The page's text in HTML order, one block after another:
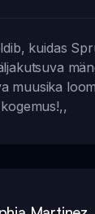
kuidas
muusika
,,